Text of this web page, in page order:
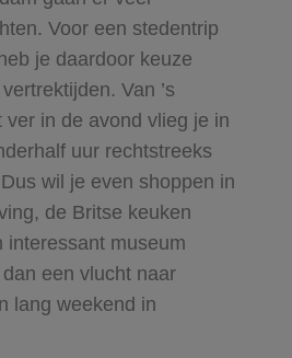
Voor een stedentrip
je daardoor keuze
Van ’s
ver in de avond vlieg je in
uur rechtstreeks
wil je even shoppen in
de Britse keuken
interessant museum
een vlucht naar
lang weekend in